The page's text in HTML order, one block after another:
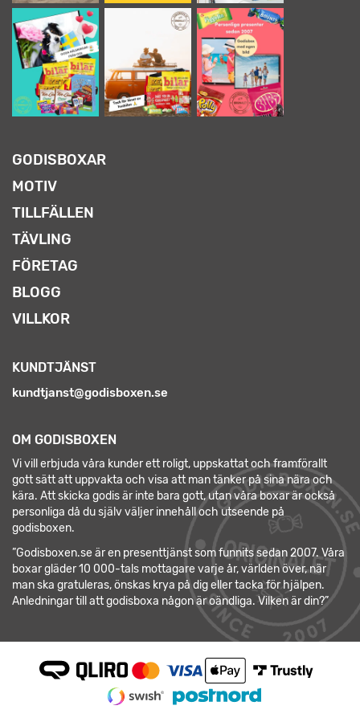
GODISBOXAR
MOTIV
TILLFÄLLEN
TÄVLING
FÖRETAG
BLOGG
VILLKOR
KUNDTJÄNST
kundtjanst@godisboxen.se
OM GODISBOXEN
Vi vill erbjuda våra kunder ett roligt, uppskattat och framförallt
gott sätt att uppvakta och visa att man tänker på sina nära och
kära. Att skicka godis är inte bara gott, utan våra boxar är också
personliga då du själv väljer innehåll och utseende på
godisboxen.
”Godisboxen.se är en presenttjänst som funnits sedan 2007. Våra
boxar gläder 10 000-tals mottagare varje år, världen över, när
man ska gratuleras, önskas krya på dig eller tacka för hjälpen.
Anledningar till att godisboxa någon är oändliga. Vilken är din?”